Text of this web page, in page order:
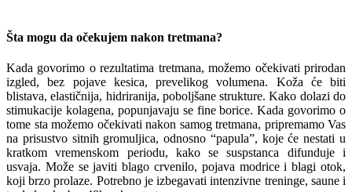
Šta mogu da očekujem nakon tretmana?
Kada govorimo o rezultatima tretmana, možemo očekivati prirodan
izgled, bez pojave kesica, prevelikog volumena. Koža će biti
blistava, elastičnija, hidriranija, poboljšane strukture. Kako dolazi do
stimukacije kolagena, popunjavaju se fine borice. Kada govorimo o
tome sta možemo očekivati nakon samog tretmana, pripremamo Vas
na prisustvo sitnih gromuljica, odnosno “papula”, koje će nestati u
kratkom vremenskom periodu, kako se suspstanca difunduje i
usvaja. Može se javiti blago crvenilo, pojava modrice i blagi otok,
koji brzo prolaze. Potrebno je izbegavati intenzivne treninge, saune i